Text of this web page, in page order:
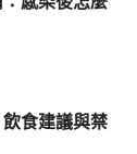
食建議與禁